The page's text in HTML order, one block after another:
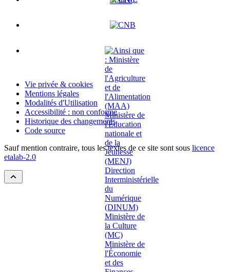
Vie privée & cookies
Mentions légales
Modalités d'Utilisation
Accessibilité : non conforme
Historique des changements
Code source
Sauf mention contraire, tous les textes de ce site sont sous licence
etalab-2.0